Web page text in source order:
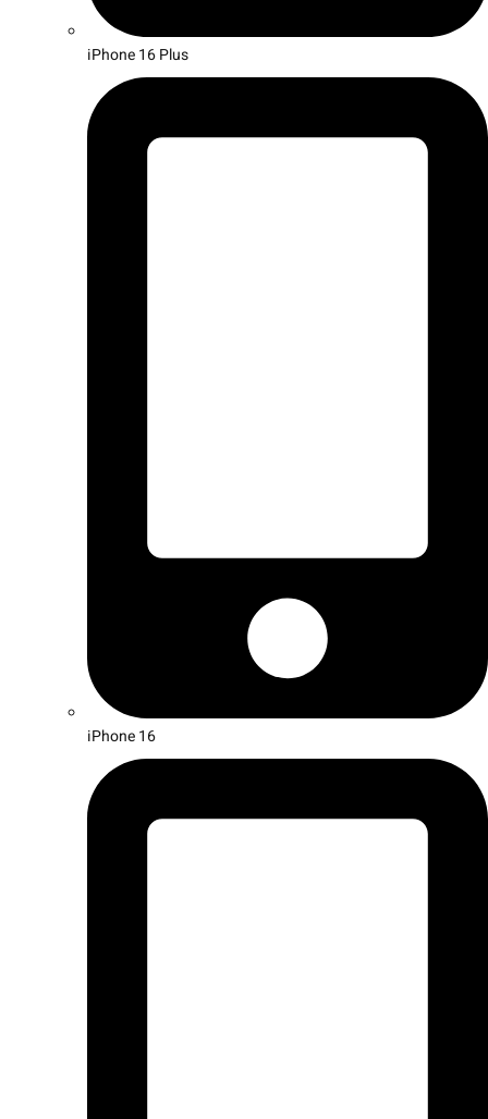
iPhone 16 Plus
iPhone 16